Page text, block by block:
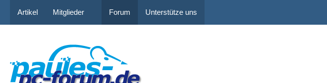
Artikel Mitglieder Forum Unterstütze uns